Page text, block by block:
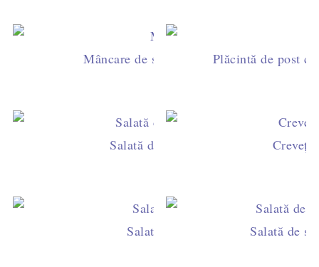
Mâncare de spanac cu usturoi, rețetă
Plăcintă de post
Salată de spanac cu brânză și șnițel
Creveţi
Salată de paste cu spanac şi
Salată de